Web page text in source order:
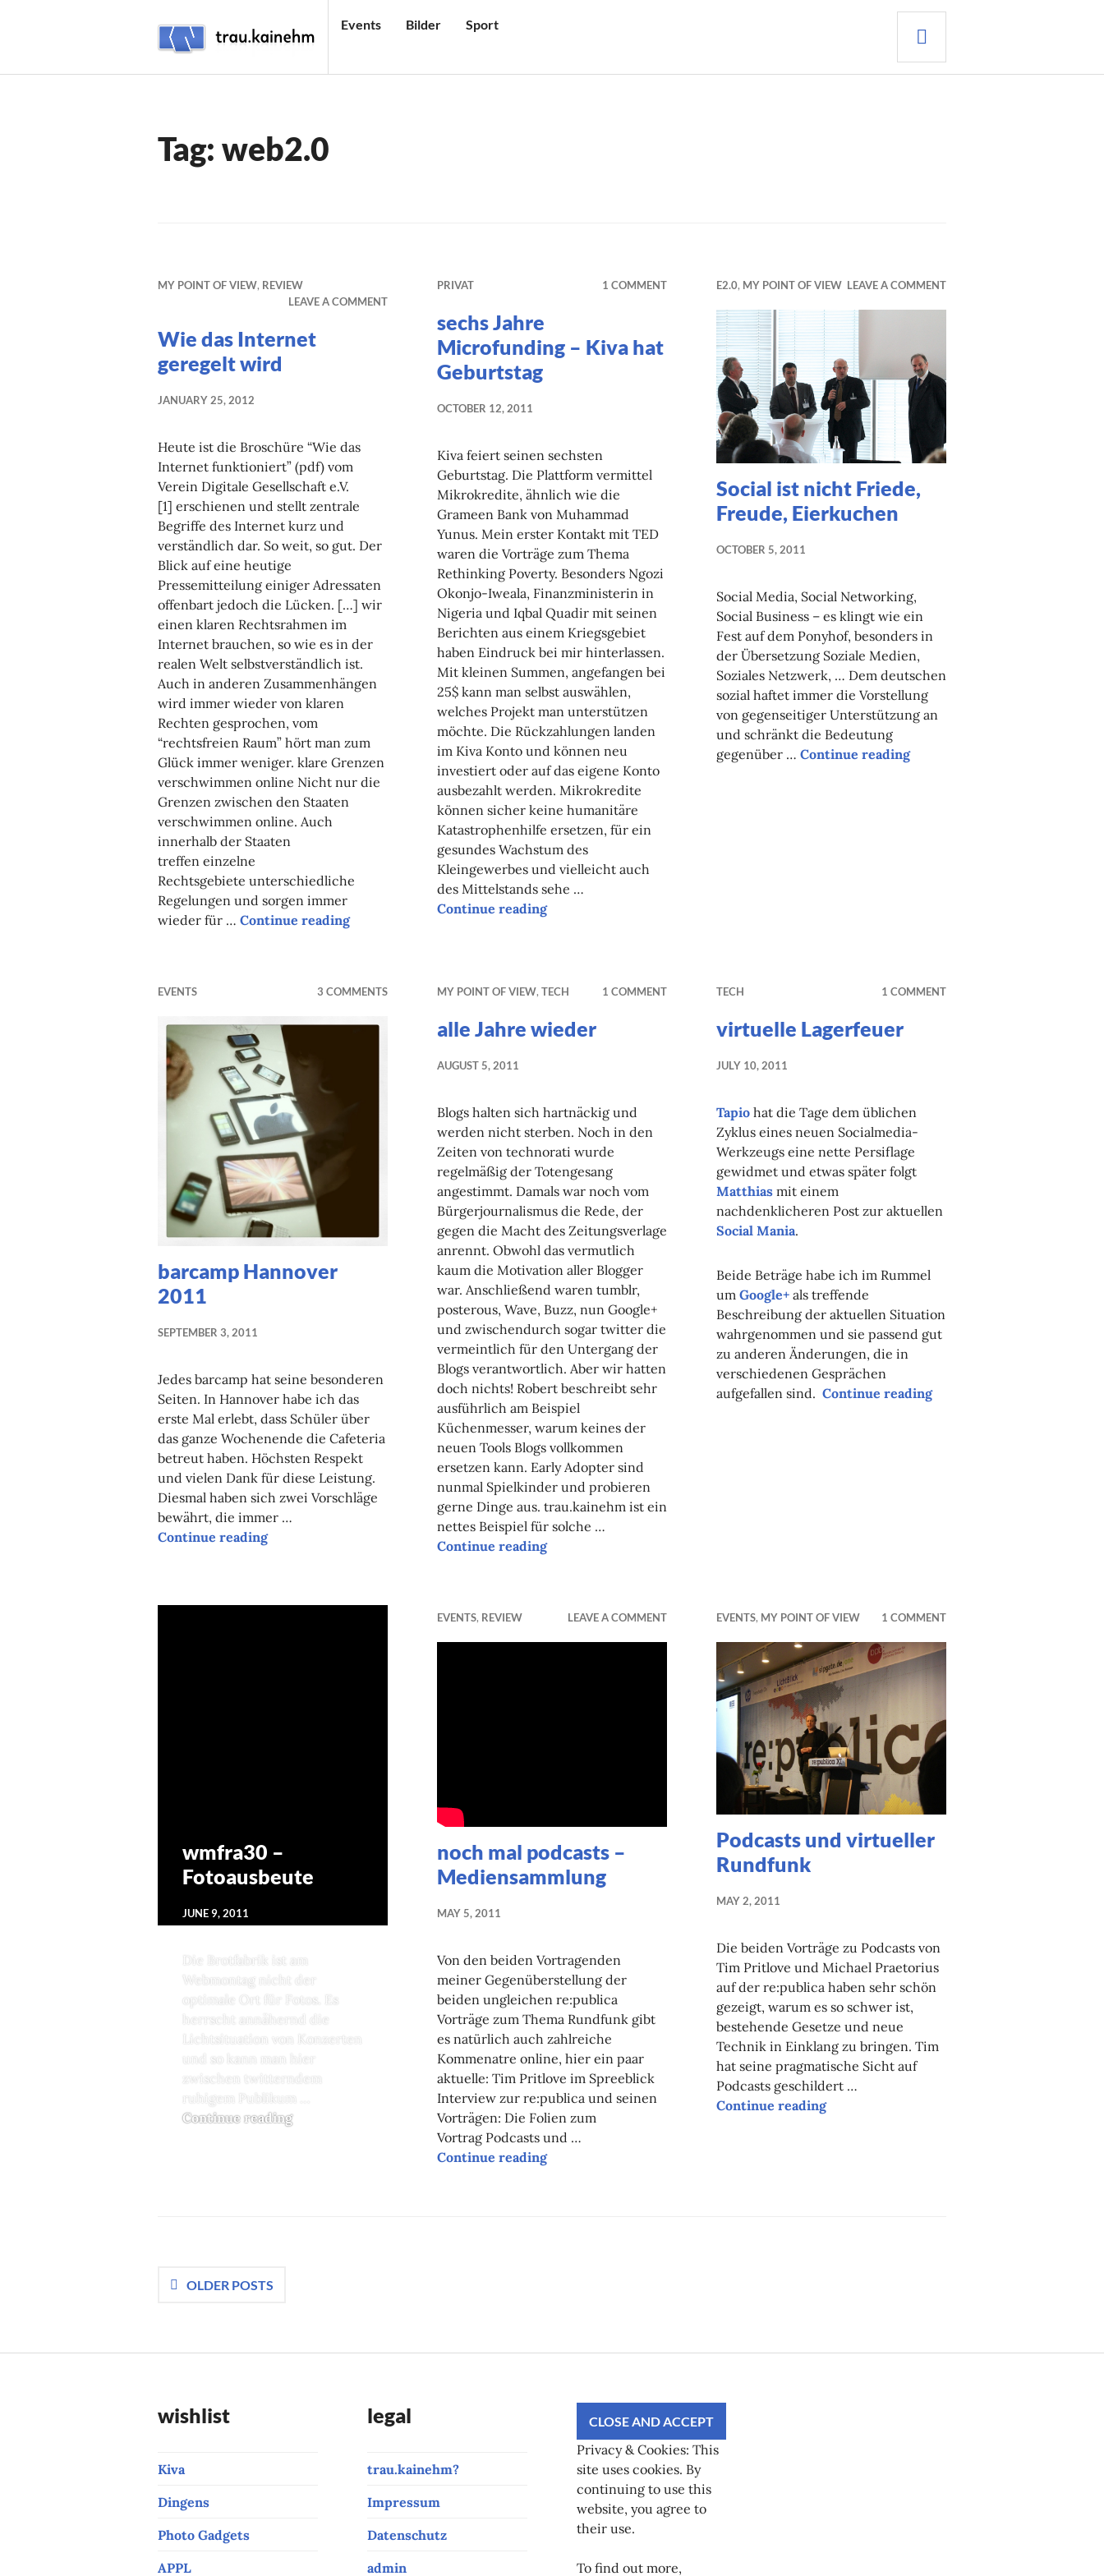
TRAU.KAINEHM
Events Bilder Sport
Tag: web2.0
MY POINT OF VIEW, REVIEW
LEAVE A COMMENT
Wie das Internet
geregelt wird
JANUARY 25, 2012
Heute ist die Broschüre “Wie das
Internet funktioniert” (pdf) vom
Verein Digitale Gesellschaft e.V.
[1] erschienen und stellt zentrale
Begriffe des Internet kurz und
verständlich dar. So weit, so gut. Der
Blick auf eine heutige
Pressemitteilung einiger Adressaten
offenbart jedoch die Lücken. […] wir
einen klaren Rechtsrahmen im
Internet brauchen, so wie es in der
realen Welt selbstverständlich ist.
Auch in anderen Zusammenhängen
wird immer wieder von klaren
Rechten gesprochen, vom
“rechtsfreien Raum” hört man zum
Glück immer weniger. klare Grenzen
verschwimmen online Nicht nur die
Grenzen zwischen den Staaten
verschwimmen online. Auch
innerhalb der Staaten
treffen einzelne
Rechtsgebiete unterschiedliche
Regelungen und sorgen immer
wieder für … Continue readingWie das Internet geregelt wird
PRIVAT 1 COMMENT
sechs Jahre
Microfunding – Kiva hat
Geburtstag
OCTOBER 12, 2011
Kiva feiert seinen sechsten
Geburtstag. Die Plattform vermittel
Mikrokredite, ähnlich wie die
Grameen Bank von Muhammad
Yunus. Mein erster Kontakt mit TED
waren die Vorträge zum Thema
Rethinking Poverty. Besonders Ngozi
Okonjo-Iweala, Finanzministerin in
Nigeria und Iqbal Quadir mit seinen
Berichten aus einem Kriegsgebiet
haben Eindruck bei mir hinterlassen.
Mit kleinen Summen, angefangen bei
25$ kann man selbst auswählen,
welches Projekt man unterstützen
möchte. Die Rückzahlungen landen
im Kiva Konto und können neu
investiert oder auf das eigene Konto
ausbezahlt werden. Mikrokredite
können sicher keine humanitäre
Katastrophenhilfe ersetzen, für ein
gesundes Wachstum des
Kleingewerbes und vielleicht auch
des Mittelstands sehe …
Continue readingsechs Jahre Microfunding – Kiva hat Geburtstag
E2.0, MY POINT OF VIEW LEAVE A COMMENT
Social ist nicht Friede,
Freude, Eierkuchen
OCTOBER 5, 2011
Social Media, Social Networking,
Social Business – es klingt wie ein
Fest auf dem Ponyhof, besonders in
der Übersetzung Soziale Medien,
Soziales Netzwerk, … Dem deutschen
sozial haftet immer die Vorstellung
von gegenseitiger Unterstützung an
und schränkt die Bedeutung
gegenüber … Continue readingSocial ist nicht Friede,
EVENTS 3 COMMENTS
barcamp Hannover
2011
SEPTEMBER 3, 2011
Jedes barcamp hat seine besonderen
Seiten. In Hannover habe ich das
erste Mal erlebt, dass Schüler über
das ganze Wochenende die Cafeteria
betreut haben. Höchsten Respekt
und vielen Dank für diese Leistung.
Diesmal haben sich zwei Vorschläge
bewährt, die immer …
Continue readingbarcamp Hannover 2011
MY POINT OF VIEW, TECH 1 COMMENT
alle Jahre wieder
AUGUST 5, 2011
Blogs halten sich hartnäckig und
werden nicht sterben. Noch in den
Zeiten von technorati wurde
regelmäßig der Totengesang
angestimmt. Damals war noch vom
Bürgerjournalismus die Rede, der
gegen die Macht des Zeitungsverlage
anrennt. Obwohl das vermutlich
kaum die Motivation aller Blogger
war. Anschließend waren tumblr,
posterous, Wave, Buzz, nun Google+
und zwischendurch sogar twitter die
vermeintlich für den Untergang der
Blogs verantwortlich. Aber wir hatten
doch nichts! Robert beschreibt sehr
ausführlich am Beispiel
Küchenmesser, warum keines der
neuen Tools Blogs vollkommen
ersetzen kann. Early Adopter sind
nunmal Spielkinder und probieren
gerne Dinge aus. trau.kainehm ist ein
nettes Beispiel für solche …
Continue readingalle Jahre wieder
TECH 1 COMMENT
virtuelle Lagerfeuer
JULY 10, 2011
Tapio hat die Tage dem üblichen
Zyklus eines neuen Socialmedia-
Werkzeugs eine nette Persiflage
gewidmet und etwas später folgt
Matthias mit einem
nachdenklicheren Post zur aktuellen
Social Mania.
Beide Beträge habe ich im Rummel
um Google+ als treffende
Beschreibung der aktuellen Situation
wahrgenommen und sie passend gut
zu anderen Änderungen, die in
verschiedenen Gesprächen
aufgefallen sind. Continue reading“virtuelle Lagerfeuer”
wmfra30 –
Fotoausbeute
JUNE 9, 2011
Die Brotfabrik ist am
Webmontag nicht der
optimale Ort für Fotos. Es
herrscht annähernd die
Lichtsituation von Konzerten
und so kann man hier
zwischen twitterndem
ruhigem Publikum …
Continue readingwmfra30 – Fotoausbeute
EVENTS, REVIEW LEAVE A COMMENT
noch mal podcasts –
Mediensammlung
MAY 5, 2011
Von den beiden Vortragenden
meiner Gegenüberstellung der
beiden ungleichen re:publica
Vorträge zum Thema Rundfunk gibt
es natürlich auch zahlreiche
Kommenatre online, hier ein paar
aktuelle: Tim Pritlove im Spreeblick
Interview zur re:publica und seinen
Vorträgen: Die Folien zum
Vortrag Podcasts und …
Continue readingnoch mal podcasts – Mediensammlung
EVENTS, MY POINT OF VIEW 1 COMMENT
Podcasts und virtueller
Rundfunk
MAY 2, 2011
Die beiden Vorträge zu Podcasts von
Tim Pritlove und Michael Praetorius
auf der re:publica haben sehr schön
gezeigt, warum es so schwer ist,
bestehende Gesetze und neue
Technik in Einklang zu bringen. Tim
hat seine pragmatische Sicht auf
Podcasts geschildert …
Continue readingPodcasts und virtueller Rundfunk
Posts
OLDER POSTS
wishlist
Kiva
Dingens
Photo Gadgets
APPL
legal
trau.kainehm?
Impressum
Datenschutz
admin
Privacy & Cookies: This
site uses cookies. By
continuing to use this
website, you agree to
their use.
To find out more,